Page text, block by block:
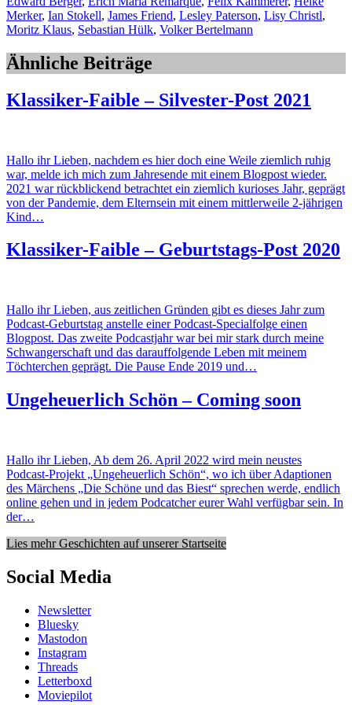
Merker, Ian Stokell, James Friend, Lesley Paterson, Lisy Christl,
Moritz Klaus, Sebastian Hülk, Volker Bertelmann
Ähnliche Beiträge
Klassiker-Faible – Silvester-Post 2021
Hallo ihr Lieben, nachdem es hier doch eine Weile ziemlich ruhig
war, melde ich mich zum Jahresende mit einem Blogpost wieder.
2021 war rückblickend betrachtet ein ziemlich kurioses Jahr, geprägt
von der Pandemie, dem Elternsein mit einem mittlerweile 2-jährigen
Kind…
Klassiker-Faible – Geburtstags-Post 2020
Hallo ihr Lieben, aus zeitlichen Gründen gibt es dieses Jahr zum
Podcast-Geburtstag anstelle einer Podcast-Specialfolge einen
Blogpost. Das zweite Podcastjahr war bei mir stark durch meine
Schwangerschaft und das darauffolgende Leben mit meinem
Töchterchen geprägt. Die Pause Ende 2019 und…
Ungeheuerlich Schön – Coming soon
Hallo ihr Lieben, Ab dem 26. April 2022 wird mein neustes
Podcast-Projekt „Ungeheuerlich Schön“, wo ich über Adaptionen
des Märchens „Die Schöne und das Biest“ sprechen werde, endlich
online gehen und in jedem Podcatcher eurer Wahl verfügbar sein. In
der…
Lies mehr Geschichten auf unserer Startseite
Social Media
Newsletter
Bluesky
Mastodon
Instagram
Threads
Letterboxd
Moviepilot